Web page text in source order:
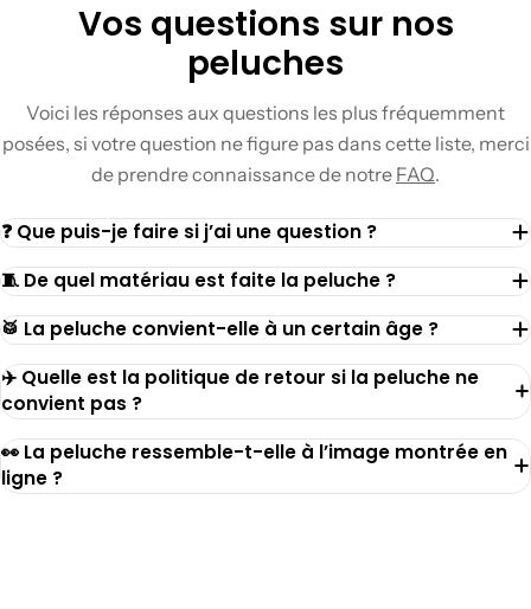
Vos questions sur nos
peluches
Voici les réponses aux questions les plus fréquemment
posées, si votre question ne figure pas dans cette liste, merci
de prendre connaissance de notre FAQ.
❓ Que puis-je faire si j’ai une question ?
🧵 De quel matériau est faite la peluche ?
🥁 La peluche convient-elle à un certain âge ?
✈️ Quelle est la politique de retour si la peluche ne
convient pas ?
👀 La peluche ressemble-t-elle à l’image montrée en
ligne ?